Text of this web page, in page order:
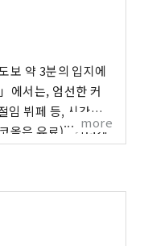
보 약 3분의 입지에
에서는, 엄선한 커
임 뷔페 등, 시간대
유료) "인터게
식
료 등 ■해피 아워
more